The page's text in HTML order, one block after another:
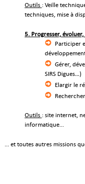
Outils : Veille
techniques, mise à
5. Progresser,
Participer
Gérer,
SIRS Digues…)
Elargir le
Outils : site internet,
informatique...
... et toutes autres missions